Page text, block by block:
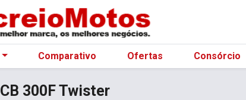
Comparativo Ofertas Consórcio
CB 300F Twister